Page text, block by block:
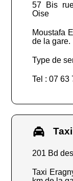
57 Bis
Oise
Moustafa
de la gare.
Type de
Tel : 07 63
201 Bd
Taxi